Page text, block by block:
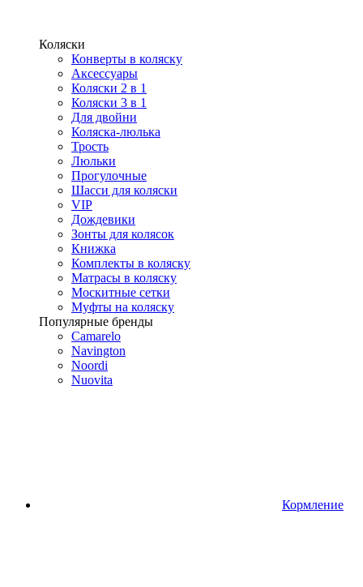
Коляски
Конверты в коляску
Аксессуары
Коляски 2 в 1
Коляски 3 в 1
Для двойни
Коляска-люлька
Трость
Люльки
Прогулочные
Шасси для коляски
VIP
Дождевики
Зонты для колясок
Книжка
Комплекты в коляску
Матрасы в коляску
Москитные сетки
Муфты на коляску
Популярные бренды
Camarelo
Navington
Noordi
Nuovita
Кормление